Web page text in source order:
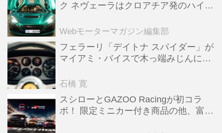
ク ネヴェーラはクロアチア発のハイパ
全版／115】
Webモーターマガジン編集部
フェラーリ「デイトナ スパイダー」が
マイアミ・バイスで木っ端みじんにな
石橋 寛
スシローとGAZOO Racingが初コラ
ボ！ 限定ミニカー付き商品の他、富士